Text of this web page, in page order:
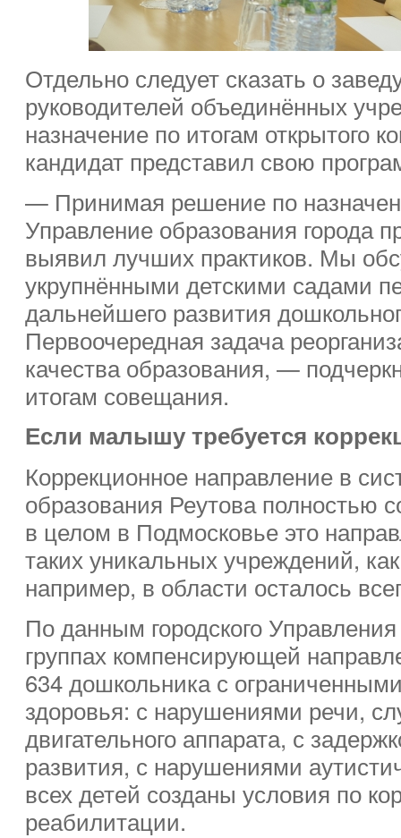
Отдельно следует сказать о
руководителей объединённых
назначение по итогам открытого
кандидат представил свою
— Принимая решение по
Управление образования города
выявил лучших практиков. Мы
укрупнёнными детскими садами
дальнейшего развития
Первоочередная задача
качества образования, —
итогам совещания.
Если малышу требуется
Коррекционное направление в
образования Реутова полностью
в целом в Подмосковье это
таких уникальных учреждений,
например, в области осталось
По данным городского
группах компенсирующей
634 дошкольника с
здоровья: с нарушениями речи,
двигательного аппарата, с
развития, с нарушениями
всех детей созданы условия по
реабилитации.